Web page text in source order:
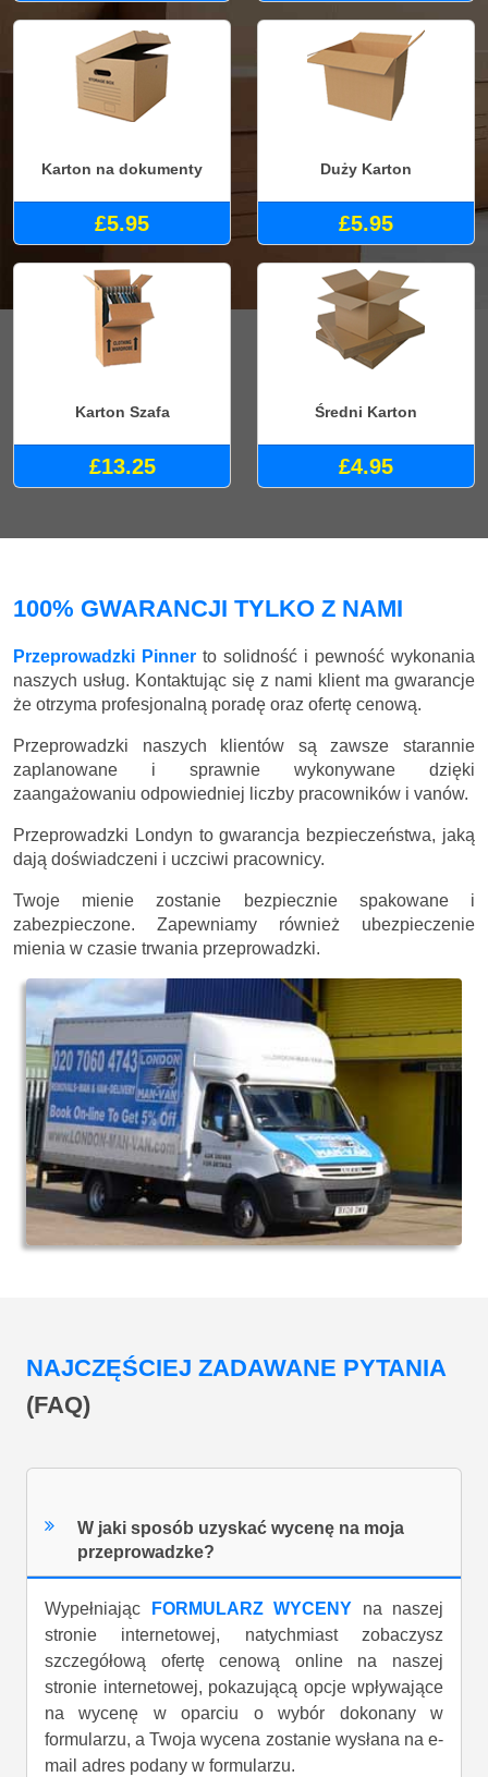
Karton na dokumenty
£5.95
Duży Karton
£5.95
Karton Szafa
£13.25
Średni Karton
£4.95
100% GWARANCJI TYLKO Z NAMI
Przeprowadzki Pinner to solidność i pewność wykonania
naszych usług. Kontaktując się z nami klient ma gwarancje
że otrzyma profesjonalną poradę oraz ofertę cenową.
Przeprowadzki naszych klientów są zawsze starannie
zaplanowane i sprawnie wykonywane dzięki
zaangażowaniu odpowiedniej liczby pracowników i vanów.
Przeprowadzki Londyn to gwarancja bezpieczeństwa, jaką
dają doświadczeni i uczciwi pracownicy.
Twoje mienie zostanie bezpiecznie spakowane i
zabezpieczone. Zapewniamy również ubezpieczenie
mienia w czasie trwania przeprowadzki.
NAJCZĘŚCIEJ ZADAWANE PYTANIA
(FAQ)
W jaki sposób uzyskać wycenę na moja
przeprowadzke?
Wypełniając FORMULARZ WYCENY na naszej
stronie internetowej, natychmiast zobaczysz
szczegółową ofertę cenową online na naszej
stronie internetowej, pokazującą opcje wpływające
na wycenę w oparciu o wybór dokonany w
formularzu, a Twoja wycena zostanie wysłana na e-
mail adres podany w formularzu.